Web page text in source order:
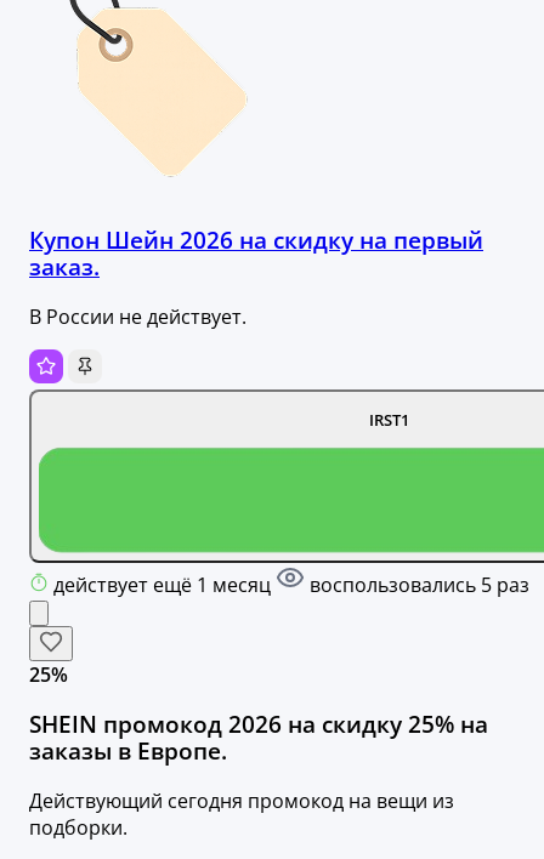
Купон Шейн 2026 на скидку на первый
заказ.
В России не действует.
IRST1
действует ещё 1 месяц воспользовались 5 раз
25%
SHEIN промокод 2026 на скидку 25% на
заказы в Европе.
Действующий сегодня промокод на вещи из
подборки.